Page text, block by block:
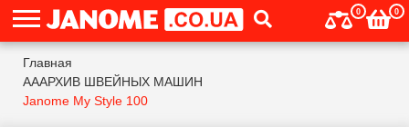
0 0
Главная
АААРХИВ ШВЕЙНЫХ МАШИН
Janome My Style 100